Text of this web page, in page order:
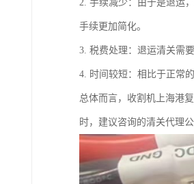
2. 手续减少：由于是退运
手续更加简化。
3. 税费处理：退运清关需
4. 时间较短：相比于正常
总体而言，收割机上海港
时，建议咨询的清关代理